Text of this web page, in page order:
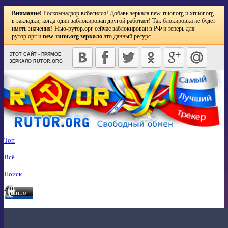
Внимание! Роскомнадзор всбесился! Добавь зеркала new-rutor.org и xrutor.org
в закладки, когда один заблокирован другой работает! Так блокировка не будет
иметь значения! Нью-рутор.орг сейчас заблокирован в РФ и теперь для
рутор.орг и new-rutor.org зеркало это данный ресурс
ЭТОТ САЙТ - ПРЯМОЕ
ЗЕРКАЛО RUTOR.ORG
Топ
Всё